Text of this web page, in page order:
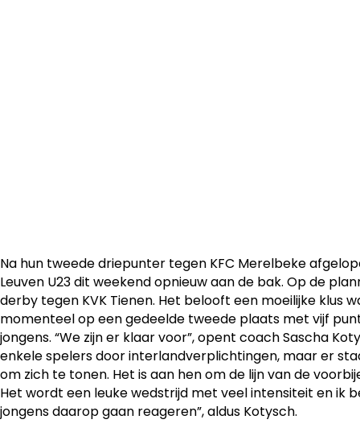
Na hun tweede driepunter tegen KFC Merelbeke
Leuven U23 dit weekend opnieuw aan de bak. Op de
derby tegen KVK Tienen. Het belooft een moeilijke klus
momenteel op een gedeelde tweede plaats met vijf
jongens. “We zijn er klaar voor”, opent coach Sascha
enkele spelers door interlandverplichtingen, maar er
om zich te tonen. Het is aan hen om de lijn van de
Het wordt een leuke wedstrijd met veel intensiteit en ik
jongens daarop gaan reageren”, aldus Kotysch.